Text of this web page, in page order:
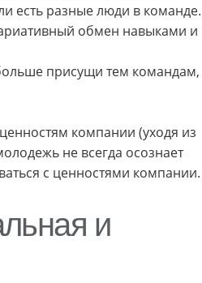
есть разные люди в команде.
обмен навыками и
присущи тем командам,
компании (уходя из
не всегда осознает
с ценностями компании.
и